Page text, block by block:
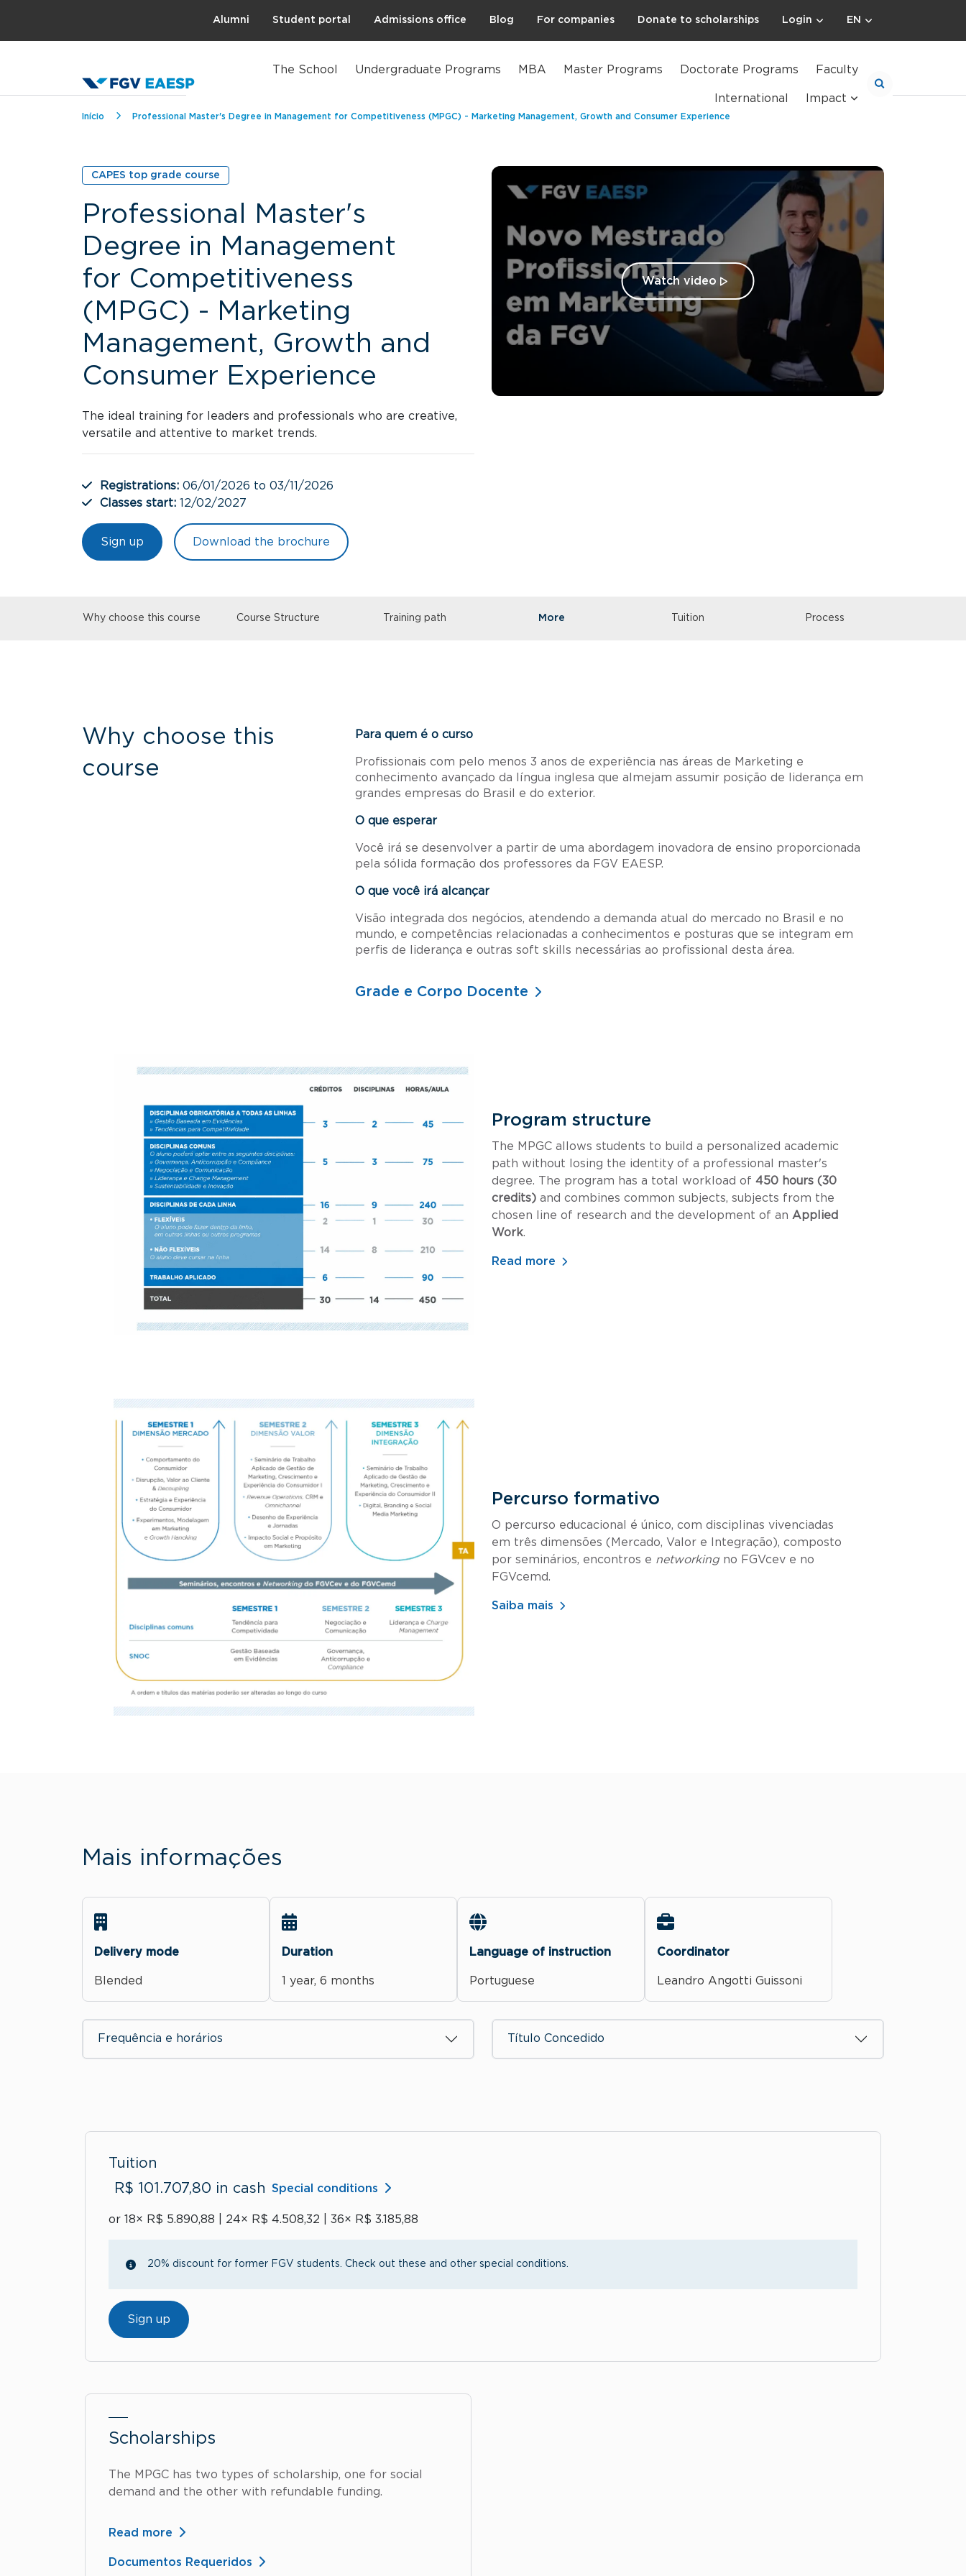
Alumni Student portal Admissions office Blog For companies Donate to scholarships Login EN
The School Undergraduate Programs MBA Master Programs Doctorate Programs Faculty
International Impact
Breadcrumb
Início Professional Master's Degree in Management for Competitiveness (MPGC) - Marketing Management, Growth and Consumer Experience
CAPES top grade course
Professional Master's
Degree in Management
for Competitiveness
(MPGC) - Marketing
Management, Growth and
Consumer Experience
The ideal training for leaders and professionals who are creative,
versatile and attentive to market trends.
Registrations: 06/01/2026 to 03/11/2026
Classes start: 12/02/2027
Sign up Download the brochure
Watch video
Why choose this course Course Structure Training path More Tuition Process
Why choose this
course
Para quem é o curso
Profissionais com pelo menos 3 anos de experiência nas áreas de Marketing e
conhecimento avançado da língua inglesa que almejam assumir posição de liderança em
grandes empresas do Brasil e do exterior.
O que esperar
Você irá se desenvolver a partir de uma abordagem inovadora de ensino proporcionada
pela sólida formação dos professores da FGV EAESP.
O que você irá alcançar
Visão integrada dos negócios, atendendo a demanda atual do mercado no Brasil e no
mundo, e competências relacionadas a conhecimentos e posturas que se integram em
perfis de liderança e outras soft skills necessárias ao profissional desta área.
Grade e Corpo Docente
Program structure
The MPGC allows students to build a personalized academic
path without losing the identity of a professional master's
degree. The program has a total workload of 450 hours (30
credits) and combines common subjects, subjects from the
chosen line of research and the development of an Applied
Work.
Read more
Percurso formativo
O percurso educacional é único, com disciplinas vivenciadas
em três dimensões (Mercado, Valor e Integração), composto
por seminários, encontros e networking no FGVcev e no
FGVcemd.
Saiba mais
Mais informações
Delivery mode
Blended
Duration
1 year, 6 months
Language of instruction
Portuguese
Coordinator
Leandro Angotti Guissoni
Frequência e horários Título Concedido
Tuition
R$ 101.707,80 in cash
Special conditions
or 18× R$ 5.890,88 | 24× R$ 4.508,32 | 36× R$ 3.185,88
20% discount for former FGV students. Check out these and other special conditions.
Sign up
Scholarships
The MPGC has two types of scholarship, one for social
demand and the other with refundable funding.
Read more
Documentos Requeridos